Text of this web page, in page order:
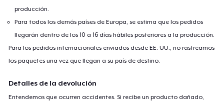
producción.
Para todos los demás países de Europa, se estima que los pedidos
llegarán dentro de los 10 a 16 días hábiles posteriores a la producción.
Para los pedidos internacionales enviados desde EE. UU., no rastreamos
los paquetes una vez que llegan a su país de destino.
Detalles de la devolución
Entendemos que ocurren accidentes. Si recibe un producto dañado,